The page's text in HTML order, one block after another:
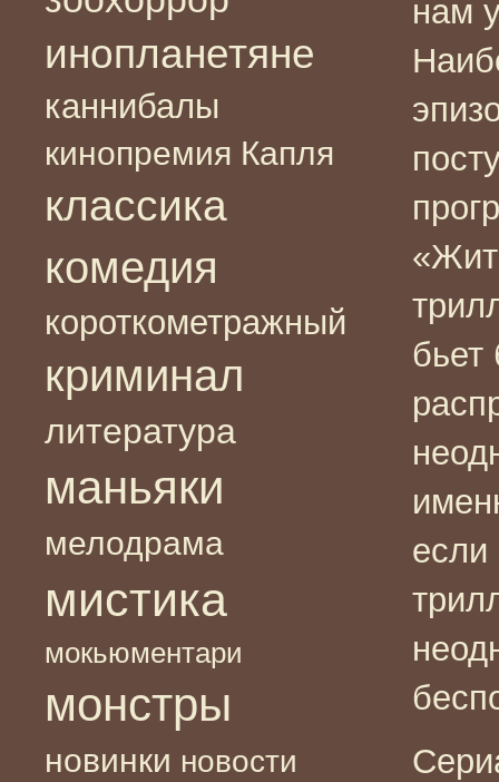
инопланетяне
каннибалы
кинопремия Капля
классика
комедия
короткометражный
криминал
литература
маньяки
мелодрама
мистика
мокьюментари
монстры
новинки новости
нам
бьет
если